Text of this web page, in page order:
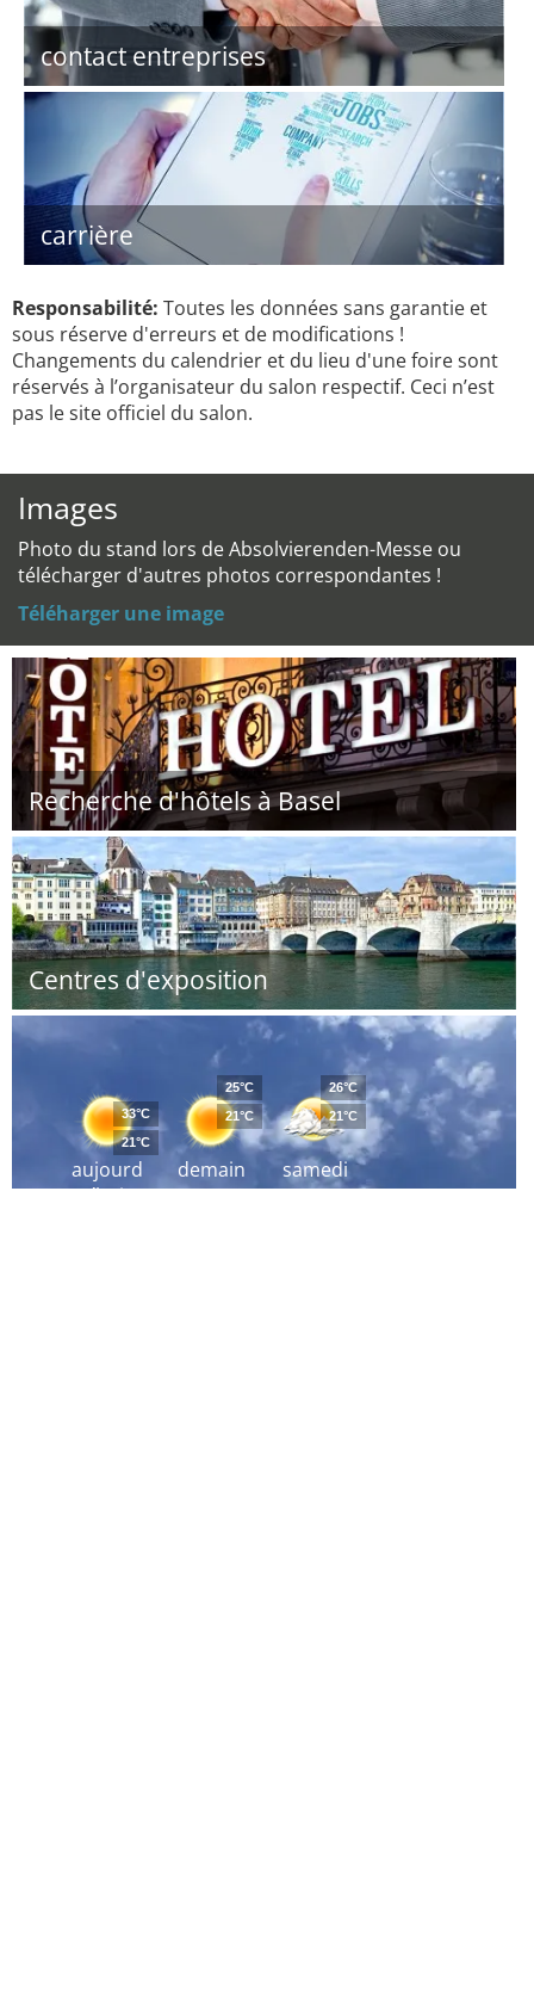
contact entreprises
carrière
Responsabilité: Toutes les données sans garantie et
sous réserve d'erreurs et de modifications !
Changements du calendrier et du lieu d'une foire sont
réservés à l’organisateur du salon respectif. Ceci n’est
pas le site officiel du salon.
Images
Photo du stand lors de Absolvierenden-Messe ou
télécharger d'autres photos correspondantes !
Téléharger une image
Recherche d'hôtels à Basel
Centres d'exposition
aujourd
´hui
33°C
21°C
demain
25°C
21°C
samedi
26°C
21°C